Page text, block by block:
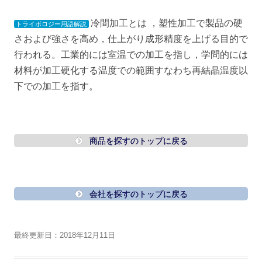
トライボロジー用語解説
冷間加工とは ，塑性加工で製品の硬
さおよび強さを高め，仕上がり成形精度を上げる目的で
行われる。工業的には室温での加工を指し，学問的には
材料が加工硬化する温度での範囲すなわち再結晶温度以
下での加工を指す。
商品を探すのトップに戻る
会社を探すのトップに戻る
最終更新日：2018年12月11日